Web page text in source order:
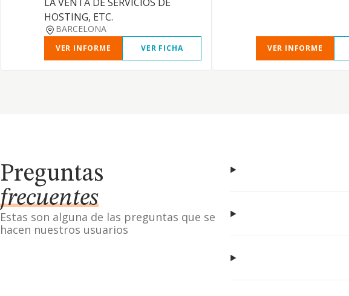
HOSTING, ETC.
BARCELONA
VER INFORME VER FICHA VER INFORME
Preguntas
frecuentes
Estas son alguna de las preguntas que se
hacen nuestros usuarios